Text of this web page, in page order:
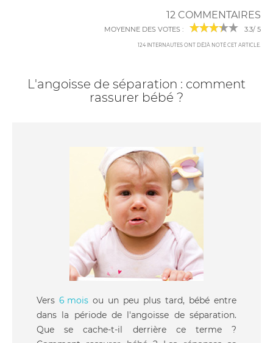
12 COMMENTAIRES
MOYENNE DES VOTES : 3.3/ 5
124 INTERNAUTES ONT DÉJÀ NOTÉ CET ARTICLE.
L'angoisse de séparation : comment
rassurer bébé ?
Vers 6 mois ou un peu plus tard, bébé entre
dans la période de l'angoisse de séparation.
Que se cache-t-il derrière ce terme ?